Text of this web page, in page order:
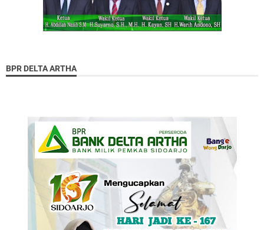
BPR DELTA ARTHA